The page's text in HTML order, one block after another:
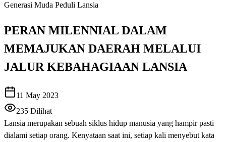
Generasi Muda Peduli Lansia
PERAN MILENNIAL DALAM
MEMAJUKAN DAERAH MELALUI
JALUR KEBAHAGIAAN LANSIA
11 May 2023
235 Dilihat
Lansia merupakan sebuah siklus hidup manusia yang hampir pasti
dialami setiap orang. Kenyataan saat ini, setiap kali menyebut kata